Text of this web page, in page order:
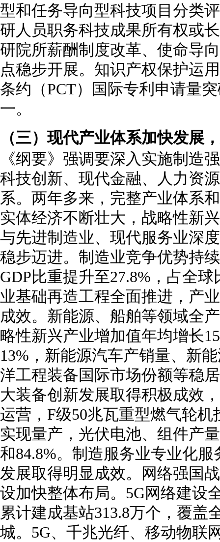
型和任务导向型科技项目分类
研人员职务科技成果所有权或
研院所薪酬制度改革、使命导
点稳步开展。知识产权保护运
条约（PCT）国际专利申请量
一。
（三）现代产业体系加快发展
《纲要》强调要深入实施制造
科技创新、现代金融、人力资
系。两年多来，完整产业体系
实体经济不断壮大，战略性新
与先进制造业、现代服务业深
稳步迈进。制造业竞争优势持
GDP比重提升至27.8%，占全
业基础再造工程全面推进，产
成效。新能源、船舶等领域全
略性新兴产业增加值年均增长
13%，新能源汽车产销量、新
洋工程装备国际市场份额等稳
大装备创新发展取得积极成效
运营，F级50兆瓦重型燃气轮
实现量产，光伏电池、组件产
和84.8%。制造服务业专业化
发展取得明显成效。网络强国
设加快整体布局。5G网络建设
累计建成基站313.8万个，覆盖
城。5G、千兆光纤、移动物联